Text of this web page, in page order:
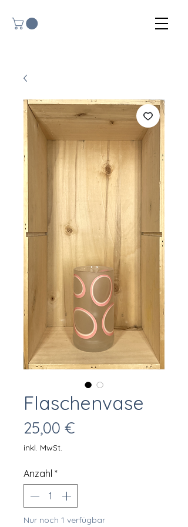
Flaschenvase
25,00 €
inkl. MwSt.
Anzahl *
Nur noch 1 verfügbar